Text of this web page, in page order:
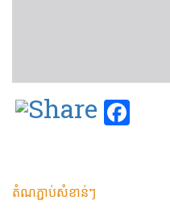
តំណភ្ជាប់សំខាន់ៗ